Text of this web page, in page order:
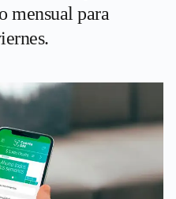
mensual para